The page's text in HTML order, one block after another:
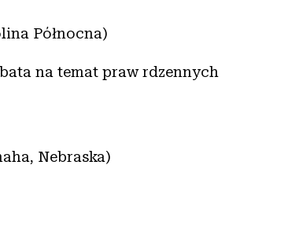
Północna)
na temat praw rdzennych
Nebraska)